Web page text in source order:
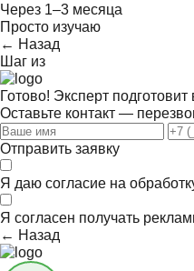
Через 1–3 месяца
Просто изучаю
← Назад
Шаг из
Готово! Эксперт
Оставьте контакт —
Отправить заявку
Я даю согласие на
Я согласен получать
← Назад